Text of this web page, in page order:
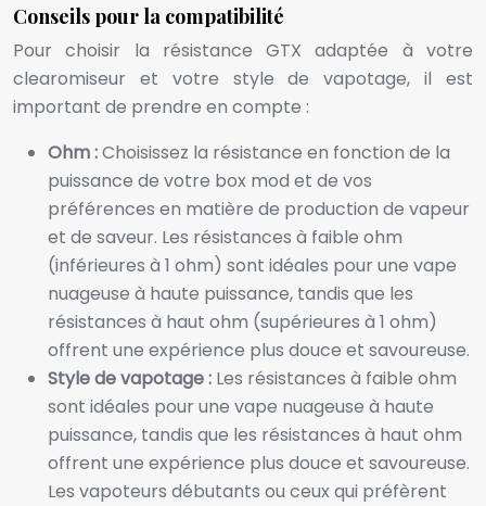
Conseils pour la compatibilité
Pour choisir la résistance GTX adaptée à votre
clearomiseur et votre style de vapotage, il est
important de prendre en compte :
Ohm :Choisissez la résistance en fonction de la
puissance de votre box mod et de vos
préférences en matière de production de vapeur
et de saveur. Les résistances à faible ohm
(inférieures à 1 ohm) sont idéales pour une vape
nuageuse à haute puissance, tandis que les
résistances à haut ohm (supérieures à 1 ohm)
offrent une expérience plus douce et savoureuse.
Style de vapotage : Les résistances à faible ohm
sont idéales pour une vape nuageuse à haute
puissance, tandis que les résistances à haut ohm
offrent une expérience plus douce et savoureuse.
Les vapoteurs débutants ou ceux qui préfèrent